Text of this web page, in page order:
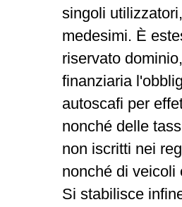
singoli
medesimi. È
riservato
finanziaria
autoscafi per
nonché delle
non iscritti nei
nonché di veicoli
Si stabilisce